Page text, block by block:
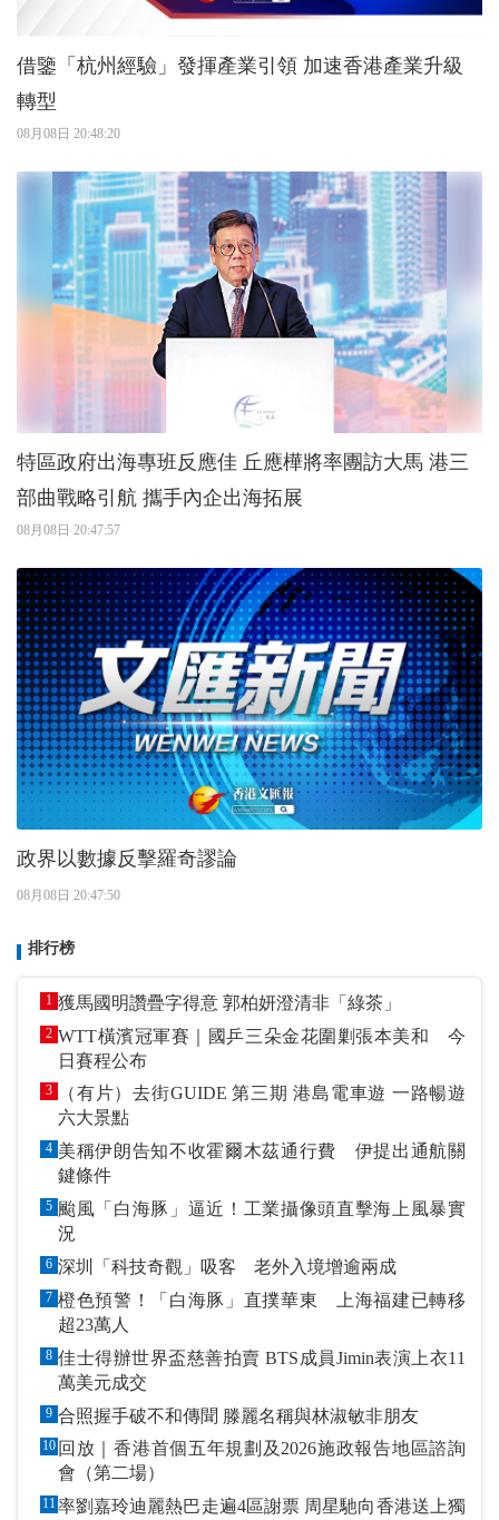
借鑒「杭州經驗」發揮產業引領 加速香港產業升級
轉型
08月08日 20:48:20
特區政府出海專班反應佳 丘應樺將率團訪大馬 港三
部曲戰略引航 攜手內企出海拓展
08月08日 20:47:57
政界以數據反擊羅奇謬論
08月08日 20:47:50
排行榜
1 獲馬國明讚疊字得意 郭柏妍澄清非「綠茶」
2 WTT橫濱冠軍賽｜國乒三朵金花圍剿張本美和 今
日賽程公布
3
（有片）去街GUIDE 第三期 港島電車遊 一路暢遊
六大景點
4 美稱伊朗告知不收霍爾木茲通行費 伊提出通航關
鍵條件
5 颱風「白海豚」逼近！工業攝像頭直擊海上風暴實
況
6 深圳「科技奇觀」吸客 老外入境增逾兩成
7 橙色預警！「白海豚」直撲華東 上海福建已轉移
超23萬人
8 佳士得辦世界盃慈善拍賣 BTS成員Jimin表演上衣11
萬美元成交
9 合照握手破不和傳聞 滕麗名稱與林淑敏非朋友
10 回放｜香港首個五年規劃及2026施政報告地區諮詢
會（第二場）
11率劉嘉玲迪麗熱巴走遍4區謝票 周星馳向香港送上獨